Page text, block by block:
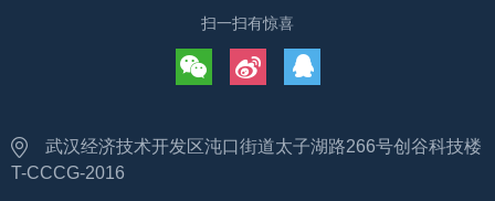
扫一扫有惊喜
武汉经济技术开发区沌口街道太子湖路266号创谷科技楼
T-CCCG-2016